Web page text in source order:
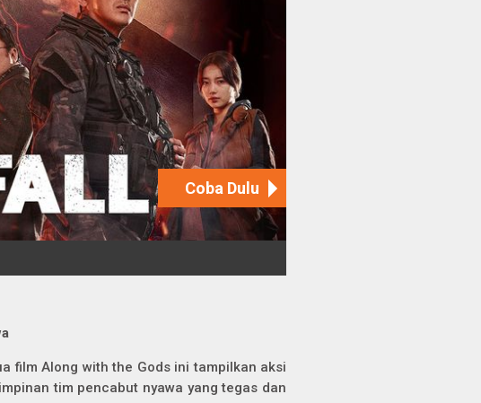
film Along with the Godsini tampilkan aksi
tim pencabut nyawa yang tegas dan